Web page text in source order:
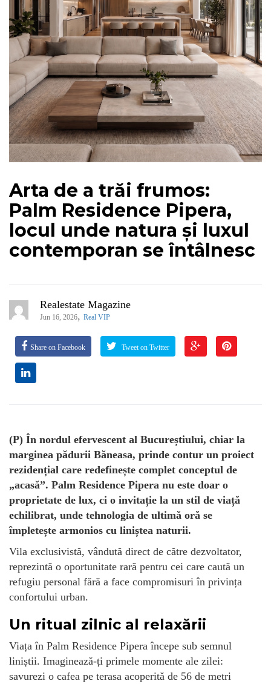
Arta de a trăi frumos:
Palm Residence Pipera,
locul unde natura și luxul
contemporan se întâlnesc
Realestate Magazine
Jun 16, 2026, Real VIP
Share on Facebook Tweet on Twitter
(P) În nordul efervescent al Bucureștiului, chiar la
marginea pădurii Băneasa, prinde contur un proiect
rezidențial care redefinește complet conceptul de
„acasă”. Palm Residence Pipera nu este doar o
proprietate de lux, ci o invitație la un stil de viață
echilibrat, unde tehnologia de ultimă oră se
împletește armonios cu liniștea naturii.
Vila exclusivistă, vândută direct de către dezvoltator,
reprezintă o oportunitate rară pentru cei care caută un
refugiu personal fără a face compromisuri în privința
confortului urban.
Un ritual zilnic al relaxării
Viața în Palm Residence Pipera începe sub semnul
liniștii. Imaginează-ți primele momente ale zilei:
savurezi o cafea pe terasa acoperită de 56 de metri